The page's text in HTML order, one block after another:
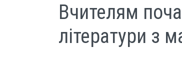
Вчителям
літератури з